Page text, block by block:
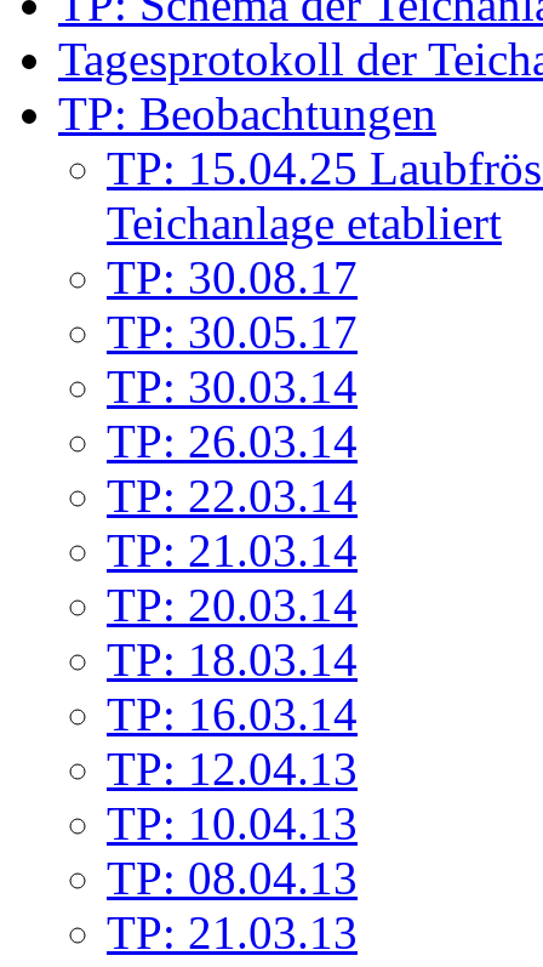
Tagesprotokoll der
TP: Beobachtungen
TP: 15.04.25
Teichanlage etabliert
TP: 30.08.17
TP: 30.05.17
TP: 30.03.14
TP: 26.03.14
TP: 22.03.14
TP: 21.03.14
TP: 20.03.14
TP: 18.03.14
TP: 16.03.14
TP: 12.04.13
TP: 10.04.13
TP: 08.04.13
TP: 21.03.13